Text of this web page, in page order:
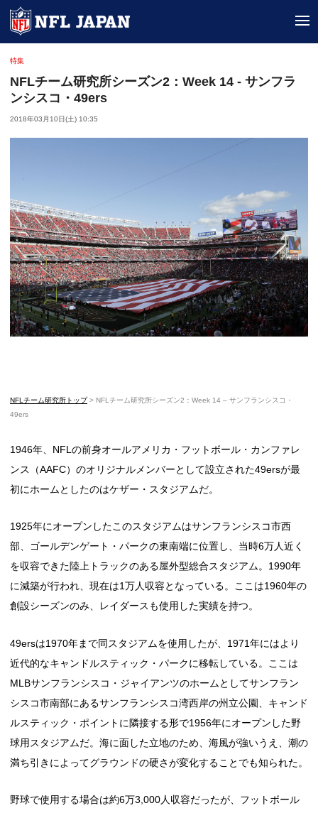
特集
NFLチーム研究所シーズン2：Week 14 - サンフラ
ンシスコ・49ers
2018年03月10日(土) 10:35
NFLチーム研究所トップ > NFLチーム研究所シーズン2：Week 14 – サンフランシスコ・
49ers
1946年、NFLの前身オールアメリカ・フットボール・カンファレ
ンス（AAFC）のオリジナルメンバーとして設立された49ersが最
初にホームとしたのはケザー・スタジアムだ。
1925年にオープンしたこのスタジアムはサンフランシスコ市西
部、ゴールデンゲート・パークの東南端に位置し、当時6万人近く
を収容できた陸上トラックのある屋外型総合スタジアム。1990年
に減築が行われ、現在は1万人収容となっている。ここは1960年の
創設シーズンのみ、レイダースも使用した実績を持つ。
49ersは1970年まで同スタジアムを使用したが、1971年にはより
近代的なキャンドルスティック・パークに移転している。ここは
MLBサンフランシスコ・ジャイアンツのホームとしてサンフラン
シスコ市南部にあるサンフランシスコ湾西岸の州立公園、キャンド
ルスティック・ポイントに隣接する形で1956年にオープンした野
球用スタジアムだ。海に面した立地のため、海風が強いうえ、潮の
満ち引きによってグラウンドの硬さが変化することでも知られた。
野球で使用する場合は約6万3,000人収容だったが、フットボール